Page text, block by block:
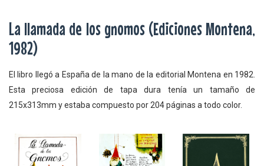
La llamada de los gnomos (Ediciones Montena,
1982)
El libro llegó a España de la mano de la editorial Montena en 1982.
Esta preciosa edición de tapa dura tenía un tamaño de
215x313mm y estaba compuesto por 204 páginas a todo color.